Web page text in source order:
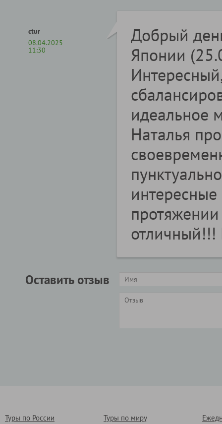
ctur
08.04.2025
11:30
Добрый
Японии
идеальное
Наталья
протяжении
отличный!!!
Оставить отзыв
Туры по России Туры по миру